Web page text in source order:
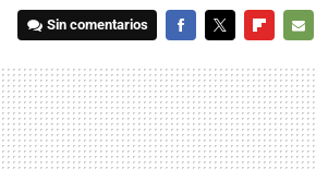
Sin comentarios
MAIL